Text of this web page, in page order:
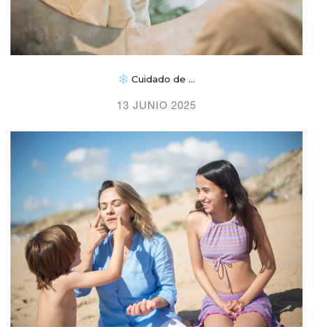
Cuidado de ...
13 JUNIO 2025